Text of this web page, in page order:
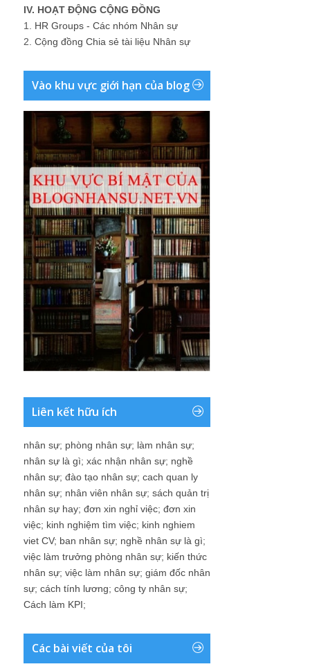
IV. HOẠT ĐỘNG CỘNG ĐỒNG
1. HR Groups - Các nhóm Nhân sự
2. Cộng đồng Chia sẻ tài liệu Nhân sự
Vào khu vực giới hạn của blog
Liên kết hữu ích
nhân sự; phòng nhân sự; làm nhân sự;
nhân sự là gì; xác nhận nhân sự; nghề
nhân sự; đào tạo nhân sự; cach quan ly
nhân sự; nhân viên nhân sự; sách quản trị
nhân sự hay; đơn xin nghỉ việc; đơn xin
việc; kinh nghiệm tìm việc; kinh nghiem
viet CV; ban nhân sự; nghề nhân sự là gì;
việc làm trưởng phòng nhân sự; kiến thức
nhân sự; việc làm nhân sự; giám đốc nhân
sự; cách tính lương; công ty nhân sự;
Cách làm KPI;
Các bài viết của tôi